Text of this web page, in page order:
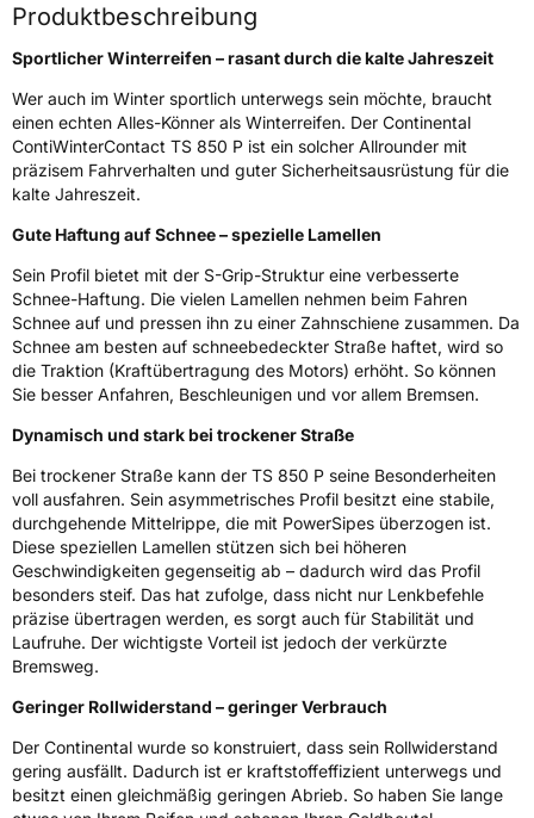
NasshaftungB
Rollgeräusch (Klasse)
Rollgeräusch (dB)72
FahrzeugklasseC1
3PMSF / Schneeflockensymbol / Alpine-Symbol
EisgripNein
EPREL ID479741
Allgemeine Produktsicherheit (GPSR)
HerstellerkontaktContinental Reifen Deutschland GmbH
Continental-Plaza 1 30173 Hannover
Deutschland,
customerservice_tires@conti.de
Produktbeschreibung
Sportlicher Winterreifen – rasant durch die kalte Jahreszeit
Wer auch im Winter sportlich unterwegs sein möchte, braucht
einen echten Alles-Könner als Winterreifen. Der Continental
ContiWinterContact TS 850 P ist ein solcher Allrounder mit
präzisem Fahrverhalten und guter Sicherheitsausrüstung für die
kalte Jahreszeit.
Gute Haftung auf Schnee – spezielle Lamellen
Sein Profil bietet mit der S-Grip-Struktur eine verbesserte
Schnee-Haftung. Die vielen Lamellen nehmen beim Fahren
Schnee auf und pressen ihn zu einer Zahnschiene zusammen. Da
Schnee am besten auf schneebedeckter Straße haftet, wird so
die Traktion (Kraftübertragung des Motors) erhöht. So können
Sie besser Anfahren, Beschleunigen und vor allem Bremsen.
Dynamisch und stark bei trockener Straße
Bei trockener Straße kann der TS 850 P seine Besonderheiten
voll ausfahren. Sein asymmetrisches Profil besitzt eine stabile,
durchgehende Mittelrippe, die mit PowerSipes überzogen ist.
Diese speziellen Lamellen stützen sich bei höheren
Geschwindigkeiten gegenseitig ab – dadurch wird das Profil
besonders steif. Das hat zufolge, dass nicht nur Lenkbefehle
präzise übertragen werden, es sorgt auch für Stabilität und
Laufruhe. Der wichtigste Vorteil ist jedoch der verkürzte
Bremsweg.
Geringer Rollwiderstand – geringer Verbrauch
Der Continental wurde so konstruiert, dass sein Rollwiderstand
gering ausfällt. Dadurch ist er kraftstoffeffizient unterwegs und
besitzt einen gleichmäßig geringen Abrieb. So haben Sie lange